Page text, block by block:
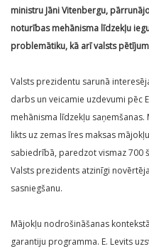
ministru Jāni Vitenbergu,
noturības mehānisma līdzekļu
problemātiku, kā arī valsts
Valsts prezidentu sarunā
darbs un veicamie uzdevumi pēc
mehānisma līdzekļu
likts uz zemas īres maksas
sabiedrībā, paredzot vismaz 700
Valsts prezidents atzinīgi
sasniegšanu.
Mājokļu nodrošināšanas
garantiju programma. E. Levits